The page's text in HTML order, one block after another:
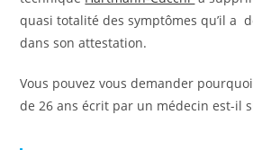
quasi totalité des symptômes qu’il a
dans son attestation.
Vous pouvez vous demander
de 26 ans écrit par un médecin est-il